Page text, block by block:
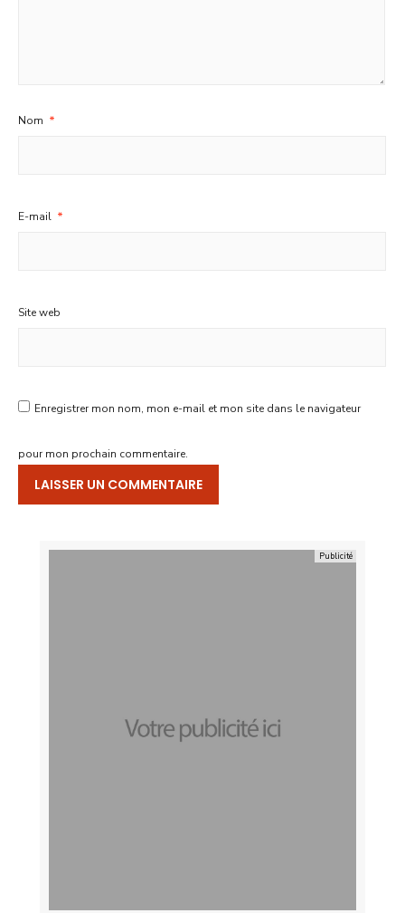
Nom *
E-mail *
Site web
Enregistrer mon nom, mon e-mail et mon site dans le navigateur
pour mon prochain commentaire.